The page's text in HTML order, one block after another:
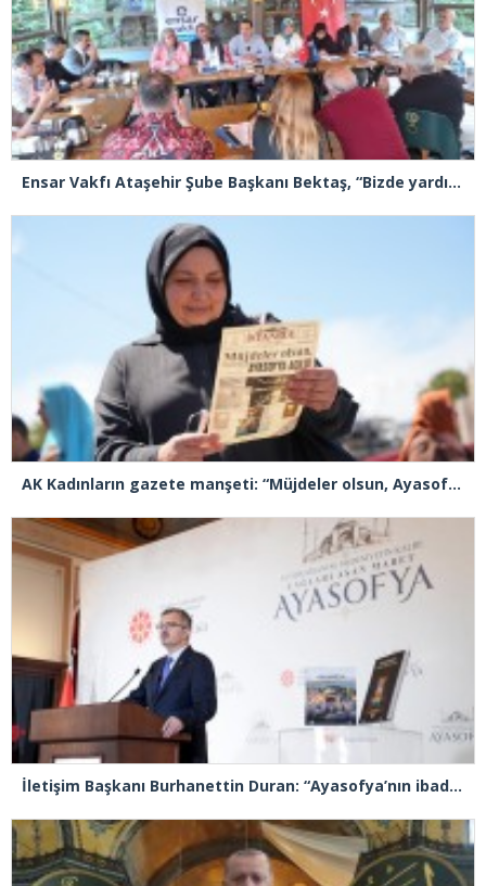
Ensar Vakfı Ataşehir Şube Başkanı Bektaş, “Bizde yardım kelimesi yok, bizde paylaşmak ve hediyeleşmek var”
AK Kadınların gazete manşeti: “Müjdeler olsun, Ayasofya açıldı”
İletişim Başkanı Burhanettin Duran: “Ayasofya’nın ibadete açılması adeta bir Kızılelma’ydı”